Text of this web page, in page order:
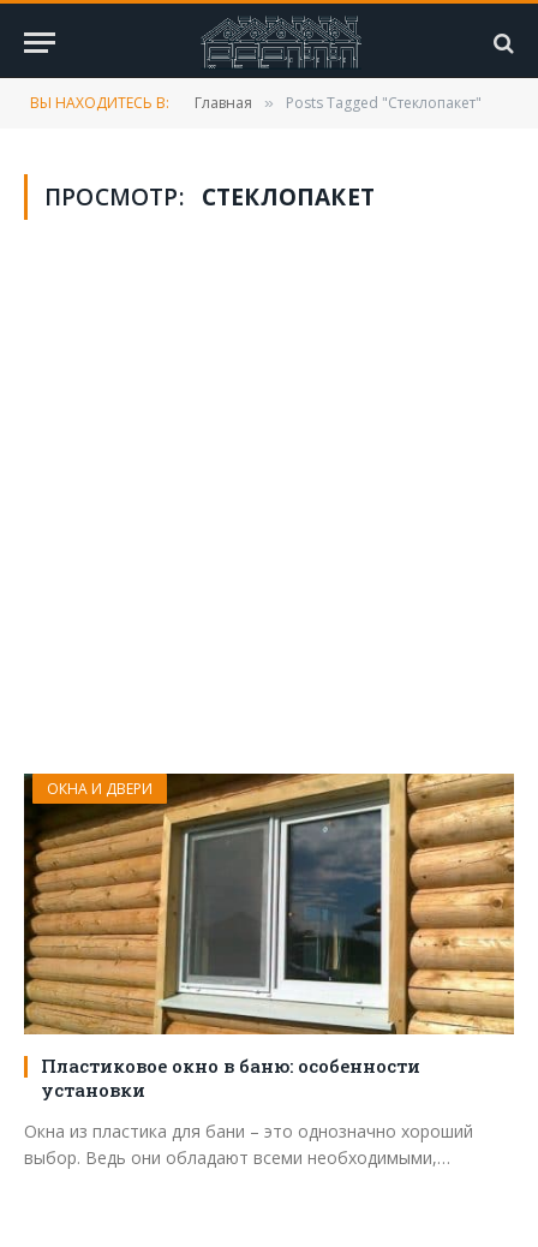
ВЫ НАХОДИТЕСЬ В: Главная » Posts Tagged "Стеклопакет"
ПРОСМОТР: СТЕКЛОПАКЕТ
ОКНА И ДВЕРИ
Пластиковое окно в баню: особенности
установки
Окна из пластика для бани – это однозначно хороший
выбор. Ведь они обладают всеми необходимыми,…